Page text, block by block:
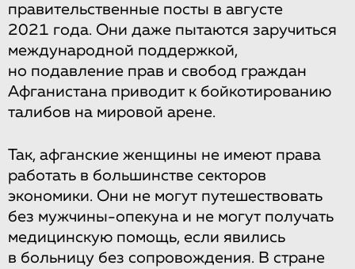
правительственные посты в августе
2021 года. Они даже пытаются заручиться
международной поддержкой,
но подавление прав и свобод граждан
Афганистана приводит к бойкотированию
талибов на мировой арене.
Так, афганские женщины не имеют права
работать в большинстве секторов
экономики. Они не могут путешествовать
без мужчины-опекуна и не могут получать
медицинскую помощь, если явились
в больницу без сопровождения. В стране